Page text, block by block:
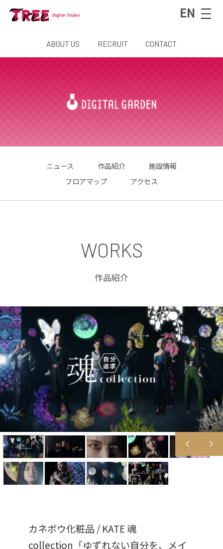
EN
ABOUT US RECRUIT CONTACT
ニュース 作品紹介
施設情報
フロアマップ
アクセス
WORKS
作品紹介
カネボウ化粧品 / KATE 魂
collection「ゆずれない自分を、メイ